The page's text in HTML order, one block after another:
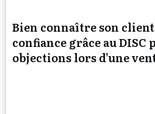
Bien connaître son
confiance grâce au
objections lors d’une